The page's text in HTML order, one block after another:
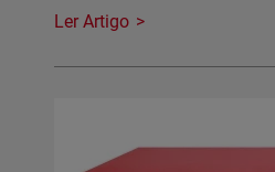
Ler Artigo